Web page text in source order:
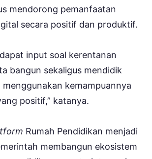
mendorong pemanfaatan
secara positif dan produktif.
input soal kerentanan
bangun sekaligus mendidik
menggunakan kemampuannya
positif,” katanya.
Rumah Pendidikan menjadi
membangun ekosistem